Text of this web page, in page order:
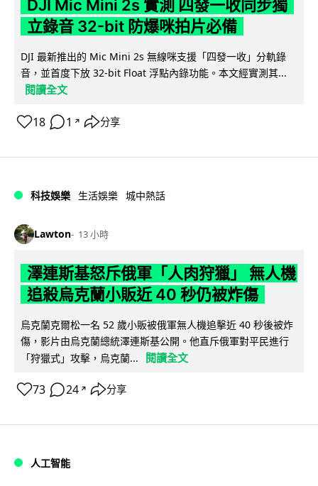
DJI Mic Mini 2s 實測 四發一收同步獨
立錄音 32-bit 防爆咪拍片必備
DJI 最新推出的 Mic Mini 2s 無線咪支援「四發一收」分軌錄
音，並首度下放 32-bit Float 浮點內錄功能。本文經實測其...
閱讀全文
18 1 ↗ 分享
科技娛樂 生活娛樂 城中熱話
Lawton 13 小時
澤連斯基怒斥俄軍「人肉狩獵」 無人機
追殺烏克蘭小販近 40 秒仍被炸傷
烏克蘭克爾松一名 52 歲小販被俄軍無人機追擊近 40 秒後被炸
傷，影片由烏克蘭總統澤連斯基公開。他直斥俄軍對平民進行
「狩獵式」攻擊，烏克蘭...
閱讀全文
73 24 ↗ 分享
人工智能